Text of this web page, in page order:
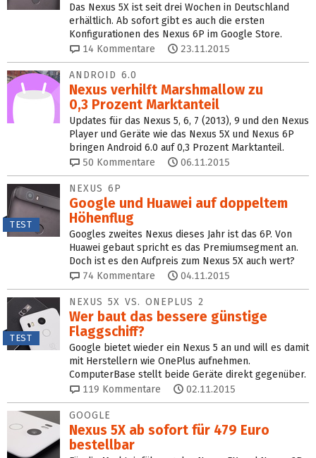
Das Nexus 5X ist seit drei Wochen in Deutschland
erhältlich. Ab sofort gibt es auch die ersten
Konfigurationen des Nexus 6P im Google Store.
14 Kommentare 23.11.2015
ANDROID 6.0
Nexus verhilft Marshmallow zu
0,3 Prozent Marktanteil
Updates für das Nexus 5, 6, 7 (2013), 9 und den Nexus
Player und Geräte wie das Nexus 5X und Nexus 6P
bringen Android 6.0 auf 0,3 Prozent Marktanteil.
50 Kommentare 06.11.2015
TEST
NEXUS 6P
Google und Huawei auf doppeltem
Höhenflug
Googles zweites Nexus dieses Jahr ist das 6P. Von
Huawei gebaut spricht es das Premiumsegment an.
Doch ist es den Aufpreis zum Nexus 5X auch wert?
74 Kommentare 04.11.2015
TEST
NEXUS 5X VS. ONEPLUS 2
Wer baut das bessere günstige
Flaggschiff?
Google bietet wieder ein Nexus 5 an und will es damit
mit Herstellern wie OnePlus aufnehmen.
ComputerBase stellt beide Geräte direkt gegenüber.
119 Kommentare 02.11.2015
GOOGLE
Nexus 5X ab sofort für 479 Euro
bestellbar